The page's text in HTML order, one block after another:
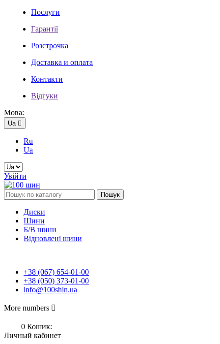
Послуги
Гарантії
Розстрочка
Доставка и оплата
Контакти
Відгуки
Мова:
Ua 
Ru
Ua
Увійти
Пошук
Диски
Шини
Б/В шини
Відновлені шини
+38 (067) 654-01-00
+38 (050) 373-01-00
info@100shin.ua
More numbers 
0 Кошик:
Личный кабинет